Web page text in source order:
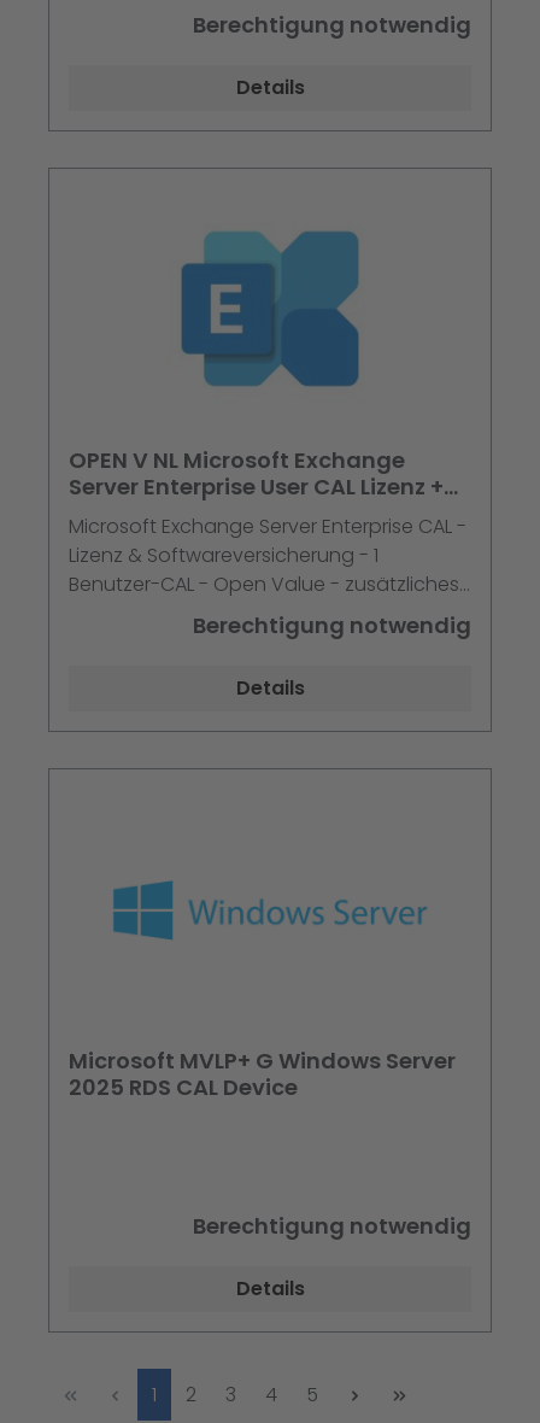
Berechtigung notwendig
Details
OPEN V NL Microsoft Exchange
Server Enterprise User CAL Lizenz +
Software Assurance 3 Jahre im 1.
Jahr
Microsoft Exchange Server Enterprise CAL -
Lizenz & Softwareversicherung - 1
Benutzer-CAL - Open Value - zusätzliches
Produkt, 3 Jahre Kauf Jahr 1, mit Services -
Win - Single Language
Berechtigung notwendig
Details
Microsoft MVLP+ G Windows Server
2025 RDS CAL Device
Berechtigung notwendig
Details
Seite
1 Seite
2 Seite
3 Seite
4 Seite
5